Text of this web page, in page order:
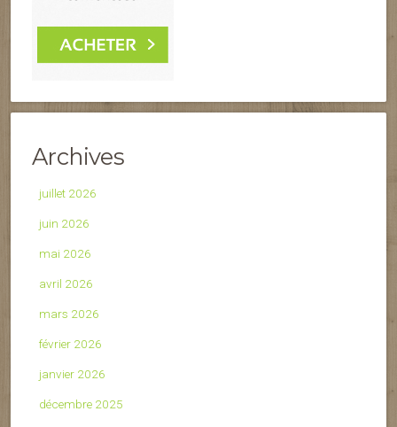
Archives
juillet 2026
juin 2026
mai 2026
avril 2026
mars 2026
février 2026
janvier 2026
décembre 2025